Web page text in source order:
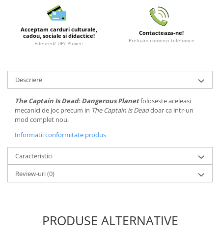
Carti
Minecraft
Carnetele
Dragon Ball
Lord of The Rings
Naruto Shippuden
Acceptam carduri culturale,
cadou, sociale si didactice!
Edenred/ UP/ Pluxee
Contacteaza-ne!
Preluam comenzi telefonice
Descriere
The Captain Is Dead: Dangerous Planetfoloseste aceleasi
mecanici de joc precum in The Captain is Deaddoar ca intr-un
mod complet nou.
Informatii conformitate produs
Caracteristici
Review-uri(0)
PRODUSE ALTERNATIVE